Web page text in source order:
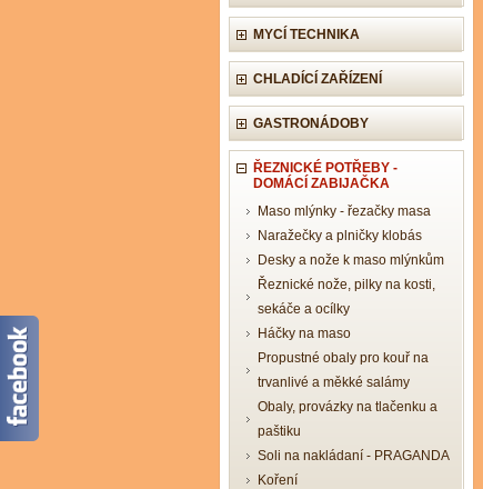
MYCÍ TECHNIKA
CHLADÍCÍ ZAŘÍZENÍ
GASTRONÁDOBY
ŘEZNICKÉ POTŘEBY -
DOMÁCÍ ZABIJAČKA
Maso mlýnky - řezačky masa
Naražečky a plničky klobás
Desky a nože k maso mlýnkům
Řeznické nože, pilky na kosti,
sekáče a ocílky
Háčky na maso
Propustné obaly pro kouř na
trvanlivé a měkké salámy
Obaly, provázky na tlačenku a
paštiku
Soli na nakládaní - PRAGANDA
Koření